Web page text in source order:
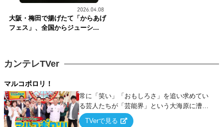
2026.04.08
大阪・梅田で揚げたて「からあげ
フェス」、全国からジューシ...
カンテレTVer
マルコポロリ！
常に「笑い」「おもしろさ」を追い求めてい
る芸人たちが「芸能界」という大海原に漕ぎ
出でて、新たなオモシロ人間を発掘する！
TVerで見る